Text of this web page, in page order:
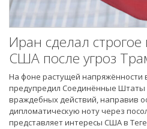
Иран сделал
США после угроз
На фоне растущей напряжённости
предупредил Соединённые Штаты
враждебных действий, направив
дипломатическую ноту через
представляет интересы США в